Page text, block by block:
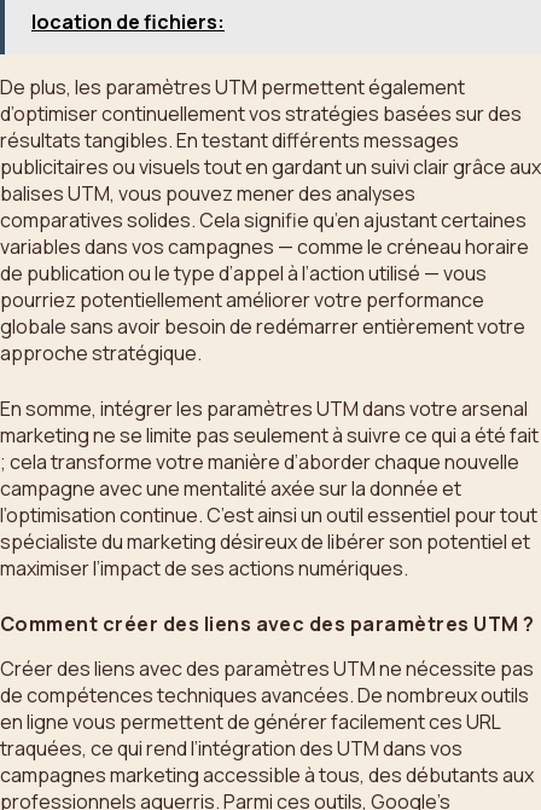
location de fichiers:
De plus, les paramètres UTM permettent également
d’optimiser continuellement vos stratégies basées sur des
résultats tangibles. En testant différents messages
publicitaires ou visuels tout en gardant un suivi clair grâce aux
balises UTM, vous pouvez mener des analyses
comparatives solides. Cela signifie qu’en ajustant certaines
variables dans vos campagnes — comme le créneau horaire
de publication ou le type d’appel à l’action utilisé — vous
pourriez potentiellement améliorer votre performance
globale sans avoir besoin de redémarrer entièrement votre
approche stratégique.
En somme, intégrer les paramètres UTM dans votre arsenal
marketing ne se limite pas seulement à suivre ce qui a été fait
; cela transforme votre manière d’aborder chaque nouvelle
campagne avec une mentalité axée sur la donnée et
l’optimisation continue. C’est ainsi un outil essentiel pour tout
spécialiste du marketing désireux de libérer son potentiel et
maximiser l’impact de ses actions numériques.
Comment créer des liens avec des paramètres UTM ?
Créer des liens avec des paramètres UTM ne nécessite pas
de compétences techniques avancées. De nombreux outils
en ligne vous permettent de générer facilement ces URL
traquées, ce qui rend l’intégration des UTM dans vos
campagnes marketing accessible à tous, des débutants aux
professionnels aguerris. Parmi ces outils, Google’s